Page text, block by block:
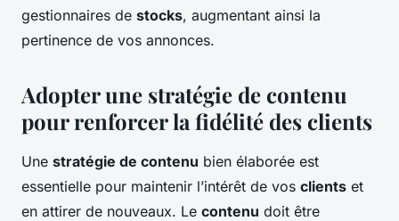
gestionnaires de stocks, augmentant ainsi la
pertinence de vos annonces.
Adopter une stratégie de contenu
pour renforcer la fidélité des clients
Une stratégie de contenu bien élaborée est
essentielle pour maintenir l’intérêt de vos clients et
en attirer de nouveaux. Le contenu doit être